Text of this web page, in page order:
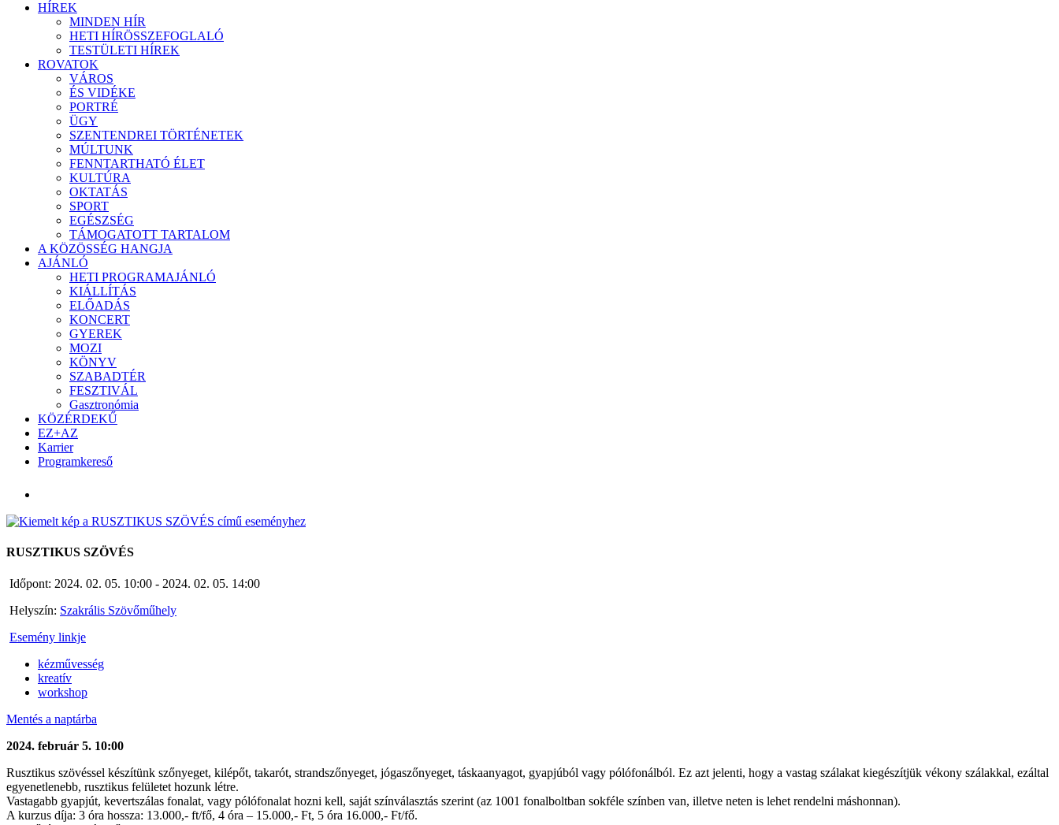
HÍREK
MINDEN HÍR
HETI HÍRÖSSZEFOGLALÓ
TESTÜLETI HÍREK
ROVATOK
VÁROS
ÉS VIDÉKE
PORTRÉ
ÜGY
SZENTENDREI TÖRTÉNETEK
MÚLTUNK
FENNTARTHATÓ ÉLET
KULTÚRA
OKTATÁS
SPORT
EGÉSZSÉG
TÁMOGATOTT TARTALOM
A KÖZÖSSÉG HANGJA
AJÁNLÓ
HETI PROGRAMAJÁNLÓ
KIÁLLÍTÁS
ELŐADÁS
KONCERT
GYEREK
MOZI
KÖNYV
SZABADTÉR
FESZTIVÁL
Gasztronómia
KÖZÉRDEKŰ
EZ+AZ
Karrier
Programkereső
RUSZTIKUS SZÖVÉS
Időpont: 2024. 02. 05. 10:00 - 2024. 02. 05. 14:00
Helyszín: Szakrális Szövőműhely
Esemény linkje
kézművesség
kreatív
workshop
Mentés a naptárba
2024. február 5. 10:00
Rusztikus szövéssel készítünk szőnyeget, kilépőt, takarót, strandszőnyeget, jógaszőnyeget, táskaanyagot, gyapjúból vagy pólófonálból. Ez azt jelenti, hogy a vastag szálakat kiegészítjük vékony szálakkal, ezáltal
egyenetlenebb, rusztikus felületet hozunk létre.
Vastagabb gyapjút, kevertszálas fonalat, vagy pólófonalat hozni kell, saját színválasztás szerint (az 1001 fonalboltban sokféle színben van, illetve neten is lehet rendelni máshonnan).
A kurzus díja: 3 óra hossza: 13.000,- ft/fő, 4 óra – 15.000,- Ft, 5 óra 16.000,- Ft/fő.